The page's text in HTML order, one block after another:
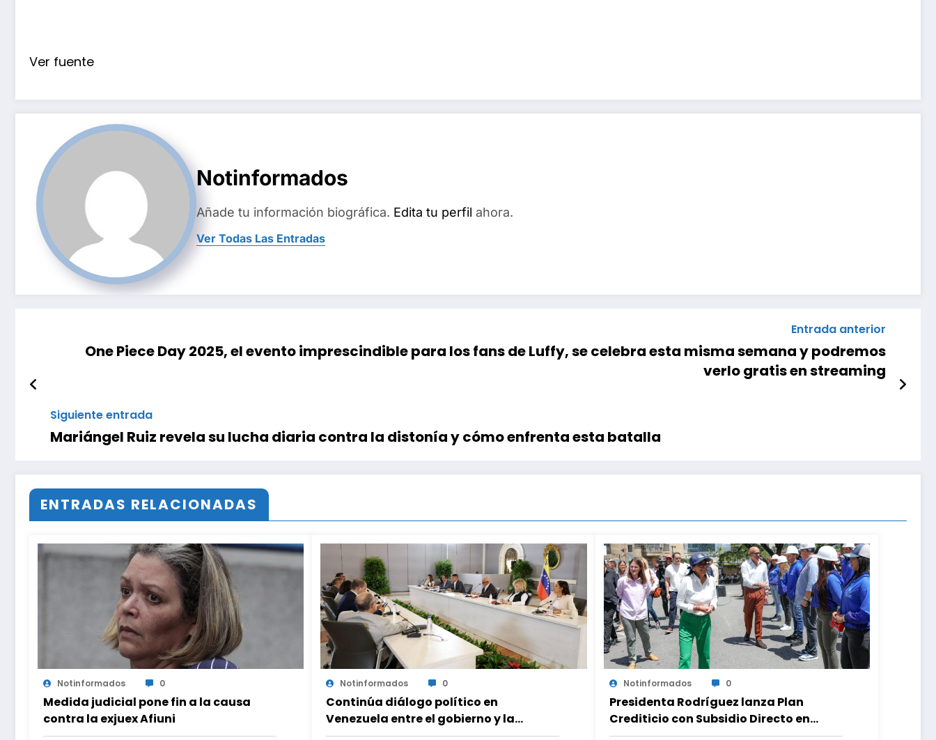
Ver fuente
Notinformados
Añade tu información biográfica. Edita tu perfil ahora.
Ver Todas Las Entradas
Entrada anterior
One Piece Day 2025, el evento imprescindible para los fans de Luffy, se celebra esta misma semana y podremos
verlo gratis en streaming
Siguiente entrada
Mariángel Ruiz revela su lucha diaria contra la distonía y cómo enfrenta esta batalla
ENTRADAS RELACIONADAS
Notinformados 0
Medida judicial pone fin a la causa
contra la exjuex Afiuni
Notinformados 0
Continúa diálogo político en
Venezuela entre el gobierno y la
oposición
Notinformados 0
Presidenta Rodríguez lanza Plan
Crediticio con Subsidio Directo en
encuentro con Juntas de Condominio